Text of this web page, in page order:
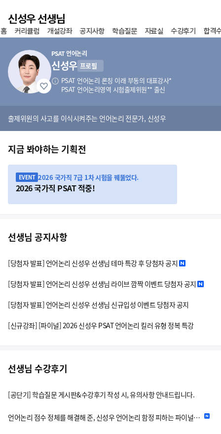
이전
신성우 선생님
홈
즐겨찾기
커리큘럼 개설강좌 공지사항 학습질문 자료실 수강후기 합격
PSAT 언어논리
신성우 프로필
PSAT 언어논리 론칭 이래 부동의 대표강사*
PSAT 언어논리영역 시험출제위원** 출신
출제위원의 사고를 이식시켜주는 언어논리 전문가, 신성우
지금 봐야하는 기획전
EVENT 2026 국가직 7급 1차 시험을 꿰뚫었다.
2026 국가직 PSAT 적중!
선생님 공지사항
[당첨자 발표] 언어논리 신성우 선생님 테마 특강 후 당첨자 공지​​​​​​​
[당첨자 발표] 언어논리 신성우 선생님 라이브 깜짝 이벤트 당첨자 공지​​​​​​​
[당첨자 발표] 언어논리 신성우 선생님 신규입성 이벤트 당첨자 공지​​​​​​​
[신규강좌] [파이널] 2026 신성우 PSAT 언어논리 킬러 유형 정복 특강
선생님 수강후기
[공단기] 학습질문 게시판&수강후기 작성 시, 유의사항 안내드립니다.
언어논리 점수 정체를 해결해 준, 신성우 언어논리 함정 피하는 파이널 특강 수강후기!